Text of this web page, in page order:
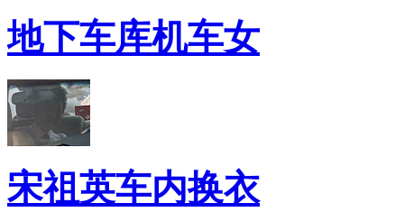
地下车库机车女
宋祖英车内换衣